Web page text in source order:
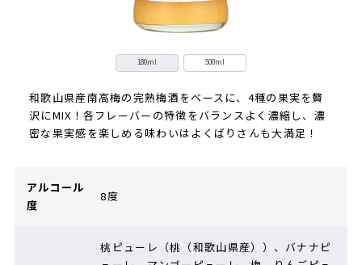
180ml 500ml
和歌山県産南高梅の完熟梅酒をベースに、4種の果実を贅
沢にMIX！各フレーバーの特徴をバランスよく濃縮し、濃
密な果実感を楽しめる味わいはよくばりさんも大満足！
アルコール
度
8度
桃ピューレ（桃（和歌山県産））、バナナピ